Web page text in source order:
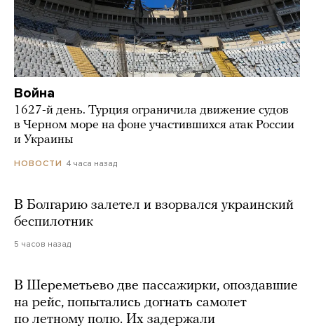
Война
1627-й день. Турция ограничила движение судов
в Черном море на фоне участившихся атак России
и Украины
НОВОСТИ 4 часа назад
В Болгарию залетел и взорвался украинский
беспилотник
5 часов назад
В Шереметьево две пассажирки, опоздавшие
на рейс, попытались догнать самолет
по летному полю. Их задержали